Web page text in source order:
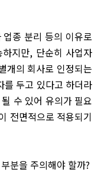
업종 분리 등의 이유로
지만, 단순히 사업자
개의 회사로 인정되는
를 두고 있다고 하더라
수 있어 유의가 필요
전면적으로 적용되기
분을 주의해야 할까?